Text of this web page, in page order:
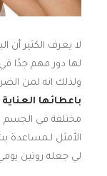
لا يعرف الكثير أن
لها دور مهم جدًا
ولذلك انه لمن
باعطائها
مختلفة في الجسم
الأمثل لـمساعدة
لي جعله روتين